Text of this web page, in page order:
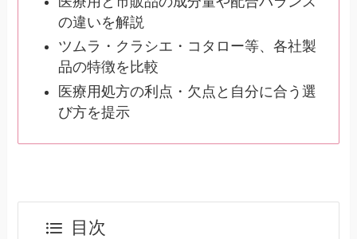
の違いを解説
ツムラ・クラシエ・コタロー等、各社製
品の特徴を比較
医療用処方の利点・欠点と自分に合う選
び方を提示
目次